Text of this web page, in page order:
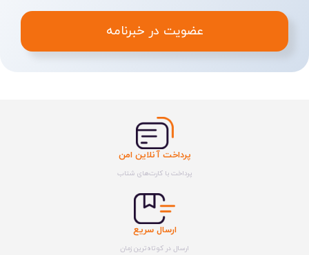
عضویت در خبرنامه
پرداخت آنلاین امن
پرداخت با کارت‌های شتاب
ارسال سریع
ارسال در کوتاه‌ترین زمان